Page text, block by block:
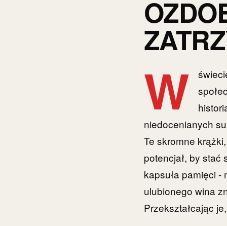
W
niedocenianych
Te skromne
potencjał, by stać
kapsuła pamięci
ulubionego wina
Przekształcając